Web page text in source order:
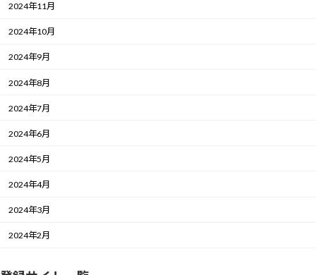
2024年11月
2024年10月
2024年9月
2024年8月
2024年7月
2024年6月
2024年5月
2024年4月
2024年3月
2024年2月